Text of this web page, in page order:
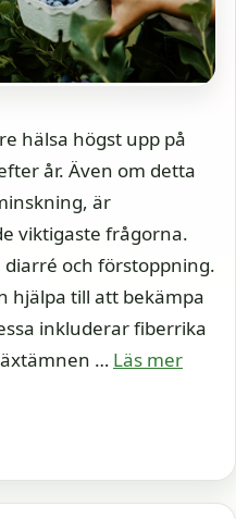
hälsa högst upp på
år. Även om detta
är
viktigaste frågorna.
diarré och förstoppning.
hjälpa till att bekämpa
inkluderar fiberrika
… Läs mer